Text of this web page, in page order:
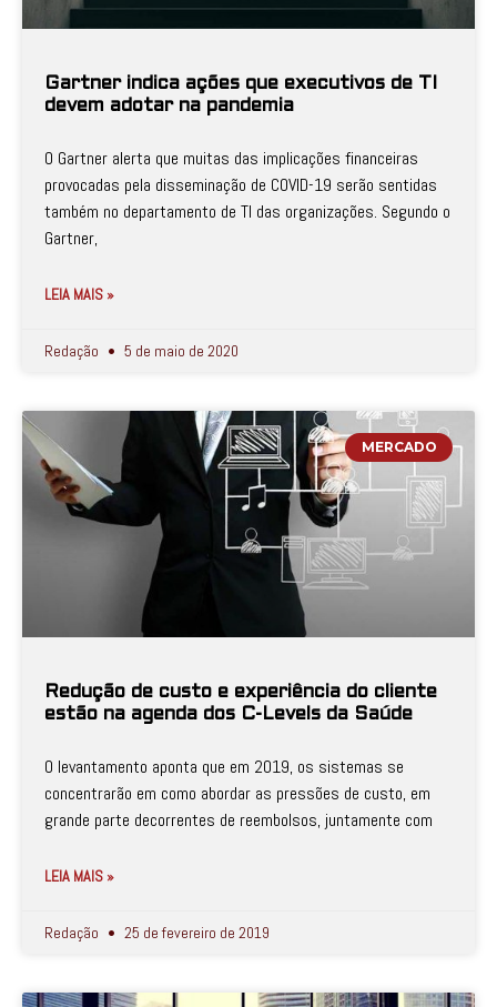
Gartner indica ações que executivos de TI
devem adotar na pandemia
O Gartner alerta que muitas das implicações financeiras
provocadas pela disseminação de COVID-19 serão sentidas
também no departamento de TI das organizações. Segundo o
Gartner,
LEIA MAIS »
Redação 5 de maio de 2020
MERCADO
Redução de custo e experiência do cliente
estão na agenda dos C-Levels da Saúde
O levantamento aponta que em 2019, os sistemas se
concentrarão em como abordar as pressões de custo, em
grande parte decorrentes de reembolsos, juntamente com
LEIA MAIS »
Redação 25 de fevereiro de 2019